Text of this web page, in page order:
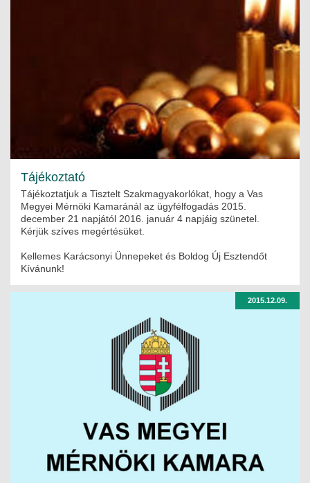
Tájékoztató
Tájékoztatjuk a Tisztelt Szakmagyakorlókat, hogy a Vas
Megyei Mérnöki Kamaránál az ügyfélfogadás 2015.
december 21 napjától 2016. január 4 napjáig szünetel.
Kérjük szíves megértésüket.
Kellemes Karácsonyi Ünnepeket és Boldog Új Esztendőt
Kívánunk!
2015.12.09.